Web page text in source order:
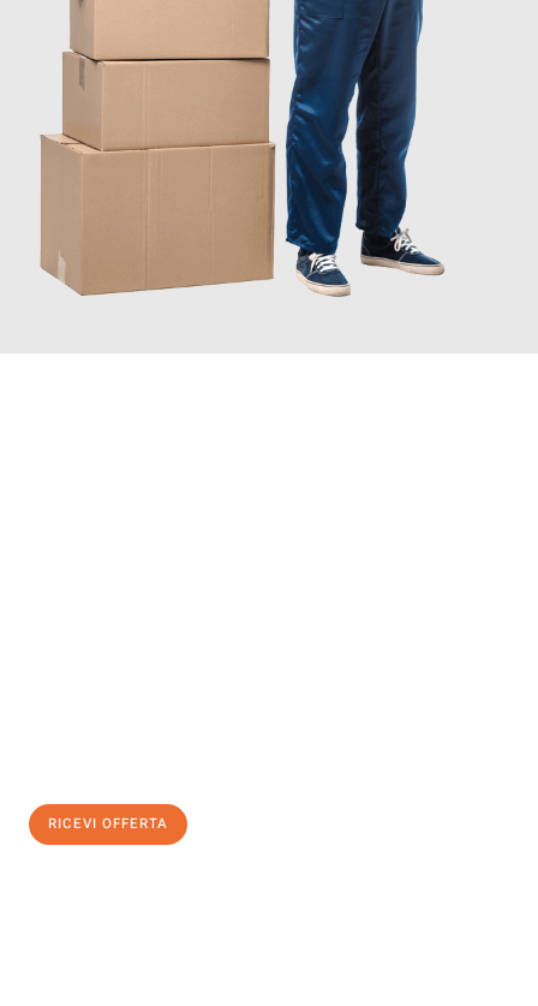
RICEVI OFFERTA